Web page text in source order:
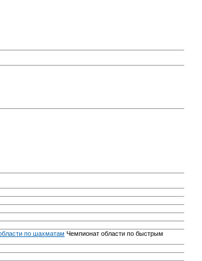
по шахматам Чемпионат области по быстрым